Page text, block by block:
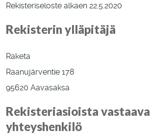
Rekisteriseloste alkaen 22.5.2020
Rekisterin ylläpitäjä
Raketa
Raanujärventie 178
95620 Aavasaksa
Rekisteriasioista vastaava
yhteyshenkilö